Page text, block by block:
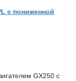
с пониженной
GX250 с